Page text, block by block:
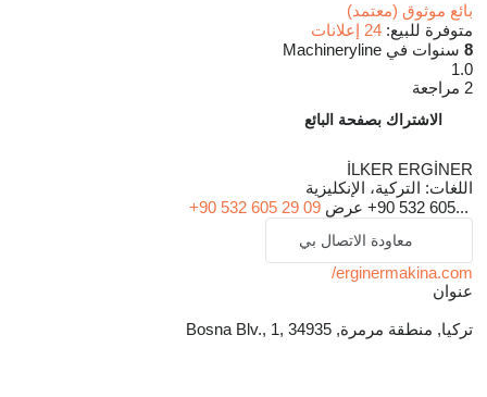
بائع موثوق (معتمد)
متوفرة للبيع: 24 إعلانات
8 سنوات في Machineryline
1.0
2 مراجعة
الاشتراك بصفحة البائع
İLKER ERGİNER
اللغات: التركية، الإنكليزية
+90 532 605... عرض +90 532 605 29 09
معاودة الاتصال بي
erginermakina.com/
عنوان
تركيا, منطقة مرمرة, Bosna Blv., 1, 34935